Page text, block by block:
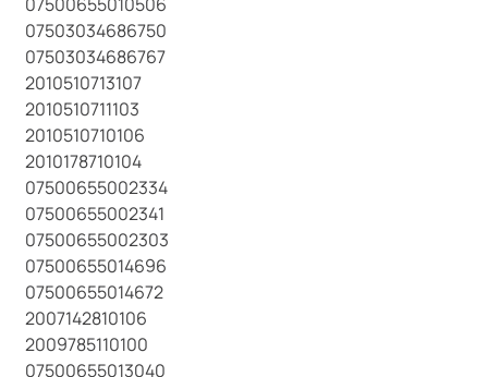
07503034686750
07503034686767
2010510713107
2010510711103
2010510710106
2010178710104
07500655002334
07500655002341
07500655002303
07500655014696
07500655014672
2007142810106
2009785110100
07500655013040